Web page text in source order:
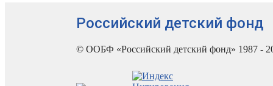
Российский детский фонд
© ООБФ «Российский детский фонд» 1987 -